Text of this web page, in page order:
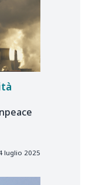
luglio 2025